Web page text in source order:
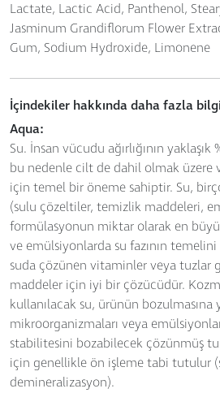
Lactate, Lactic Acid, Panthenol,
Jasminum Grandiflorum Flower
Gum, Sodium Hydroxide, Limonene
İçindekiler hakkında daha fazla
Aqua:
Su. İnsan vücudu ağırlığının
bu nedenle cilt de dahil olmak üzere
için temel bir öneme sahiptir. Su,
(sulu çözeltiler, temizlik maddeleri,
formülasyonun miktar olarak en
ve emülsiyonlarda su fazının
suda çözünen vitaminler veya tuzlar
maddeler için iyi bir çözücüdür.
kullanılacak su, ürünün bozulmasına
mikroorganizmaları veya
stabilitesini bozabilecek çözünmüş
için genellikle ön işleme tabi tutulur
demineralizasyon).